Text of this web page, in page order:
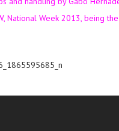
National Week 2013, being